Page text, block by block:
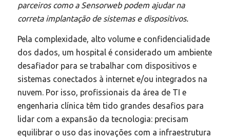
parceiros como a Sensorweb podem ajudar na
correta implantação de sistemas e dispositivos.
Pela complexidade, alto volume e confidencialidade
dos dados, um hospital é considerado um ambiente
desafiador para se trabalhar com dispositivos e
sistemas conectados à internet e/ou integrados na
nuvem. Por isso, profissionais da área de TI e
engenharia clínica têm tido grandes desafios para
lidar com a expansão da tecnologia: precisam
equilibrar o uso das inovações com a infraestrutura